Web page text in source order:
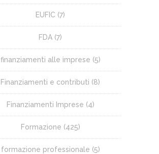
EUFIC (7)
FDA (7)
finanziamenti alle imprese (5)
Finanziamenti e contributi (8)
Finanziamenti Imprese (4)
Formazione (425)
formazione professionale (5)